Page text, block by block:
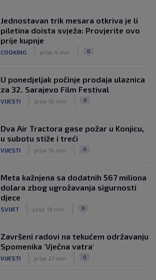
Jednostavan trik mesara otkriva je li
piletina doista svježa: Provjerite ovo
prije kupnje
COOKING prije 4 min 0
U ponedjeljak počinje prodaja ulaznica
za 32. Sarajevo Film Festival
VIJESTI prije 10 min 0
Dva Air Tractora gase požar u Konjicu,
u subotu stiže i treći
VIJESTI prije 16 min 0
Meta kažnjena sa dodatnih 567 miliona
dolara zbog ugrožavanja sigurnosti
djece
SVIJET prije 19 min 0
Završeni radovi na tekućem održavanju
Spomenika 'Vječna vatra'
VIJESTI prije 21 min 0